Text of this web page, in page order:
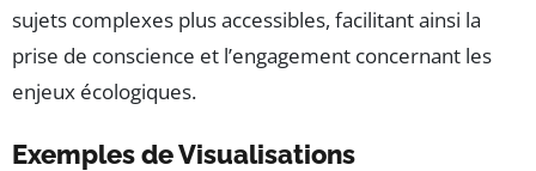
sujets complexes plus accessibles, facilitant ainsi la
prise de conscience et l’engagement concernant les
enjeux écologiques.
Exemples de Visualisations